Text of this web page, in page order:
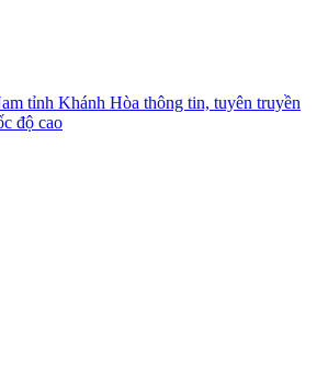
tỉnh Khánh Hòa thông tin, tuyên truyền
độ cao